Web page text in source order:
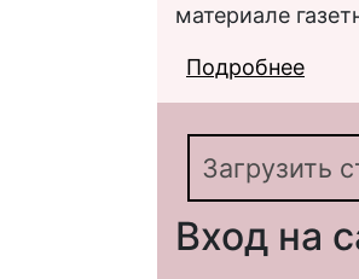
материале
Подробнее
Загрузить
Вход на